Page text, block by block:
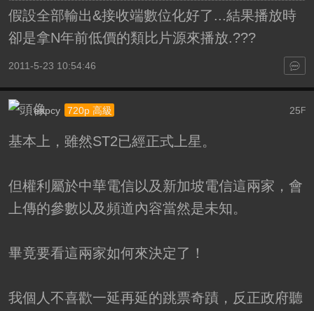
假設全部輸出&接收端數位化好了...結果播放時
卻是拿N年前低價的類比片源來播放.???
2011-5-23 10:54:46
25 F
eapcy 720p 高級
基本上，雖然ST2已經正式上星。
但權利屬於中華電信以及新加坡電信這兩家，會
上傳的參數以及頻道內容當然是未知。
畢竟要看這兩家如何來決定了！
我個人不喜歡一延再延的跳票奇蹟，反正政府聽